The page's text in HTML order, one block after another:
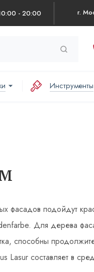
- 20:00
Инструменты
фасадов подойдут
Для дерева
способны
Lasur составляет в